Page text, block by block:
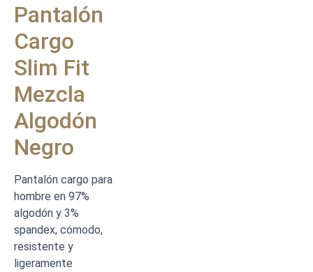
Pantalón
Cargo
Slim Fit
Mezcla
Algodón
Negro
Pantalón cargo para
hombre en 97%
algodón y 3%
spandex, cómodo,
resistente y
ligeramente